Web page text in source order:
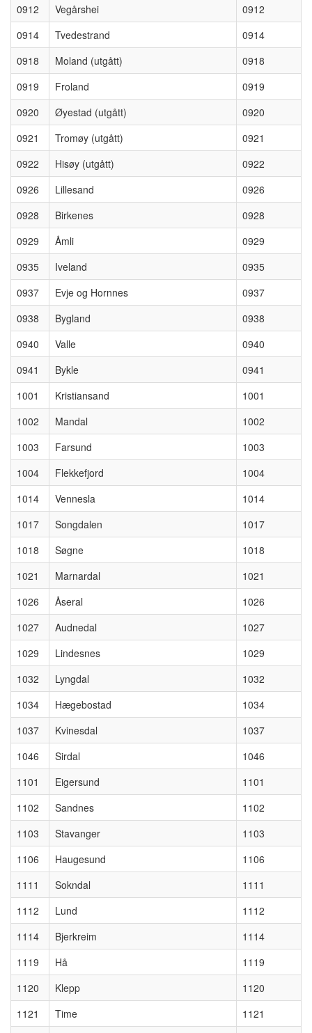
0912 Vegårshei
0912
0914
Tvedestrand
0914
0918
Moland (utgått)
0918
0919
Froland
0919
0920
Øyestad (utgått)
0920
0921
Tromøy (utgått)
0921
0922
Hisøy (utgått)
0922
0926
Lillesand
0926
0928
Birkenes
0928
0929
Åmli
0929
0935
Iveland
0935
0937
Evje og Hornnes
0937
0938
Bygland
0938
0940
Valle
0940
0941
Bykle
0941
1001
Kristiansand
1001
1002
Mandal
1002
1003
Farsund
1003
1004
Flekkefjord
1004
1014
Vennesla
1014
1017
Songdalen
1017
1018
Søgne
1018
1021
Marnardal
1021
1026
Åseral
1026
1027
Audnedal
1027
1029
Lindesnes
1029
1032
Lyngdal
1032
1034
Hægebostad
1034
1037
Kvinesdal
1037
1046
Sirdal
1046
1101
Eigersund
1101
1102
Sandnes
1102
1103
Stavanger
1103
1106
Haugesund
1106
1111
Sokndal
1111
1112
Lund
1112
1114
Bjerkreim
1114
1119
Hå
1119
1120
Klepp
1120
1121
Time
1121